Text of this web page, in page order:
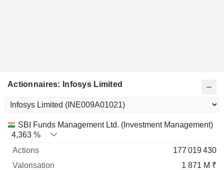
Actionnaires: Infosys Limited
Nom Actions % Valorisation
SBI Funds Management Ltd. (Investment Management)
4,363 %
177 019 430
1 871 M ₹